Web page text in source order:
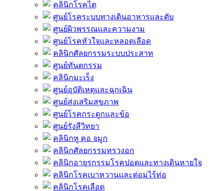
คลินิกโรคไต
ศูนย์โรคระบบทางเดินอาหารและตับ
ศูนย์ผิวพรรณและความงาม
ศูนย์โรคหัวใจและหลอดเลือด
คลินิกศัลยกรรมระบบประสาท
ศูนย์ทันตกรรม
คลินิกมะเร็ง
ศูนย์อุบัติเหตุและฉุกเฉิน
ศูนย์ส่งเสริมสุขภาพ
ศูนย์โรคกระดูกและข้อ
ศูนย์รังสีวิทยา
คลินิกหู คอ จมูก
คลินิกศัลยกรรมทรวงอก
คลินิกอายุรกรรมโรคปอดและทางเดินหายใจ
คลินิกโรคเบาหวานและต่อมไร้ท่อ
คลินิกโรคเลือด